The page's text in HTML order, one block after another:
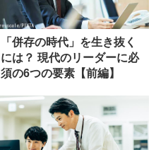
「併存の時代」を生き抜く
には？ 現代のリーダーに必
須の6つの要素【前編】